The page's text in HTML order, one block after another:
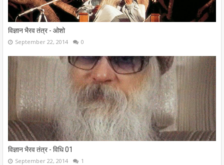
विज्ञान भैरव तंत्र - ओशो
September 22, 2014 0
विज्ञान भैरव तंत्र - विधि 01
September 22, 2014 1